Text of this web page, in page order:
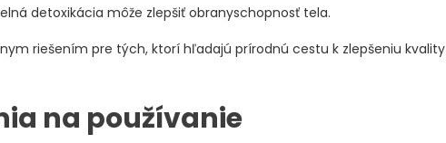
detoxikácia môže zlepšiť obranyschopnosť tela.
riešením pre tých, ktorí hľadajú prírodnú cestu k zlepšeniu kvality
na používanie